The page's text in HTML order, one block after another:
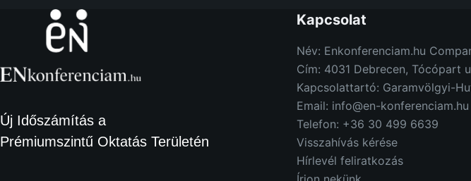
Új Időszámítás a
Prémiumszintű Oktatás Területén
Kapcsolat
Név: Enkonferenciam.hu
Cím: 4031 Debrecen, Tócópart
Kapcsolattartó: Garamvölgyi-
Email: info@en-konferenciam.hu
Telefon: +36 30 499 6639
Visszahívás kérése
Hírlevél feliratkozás